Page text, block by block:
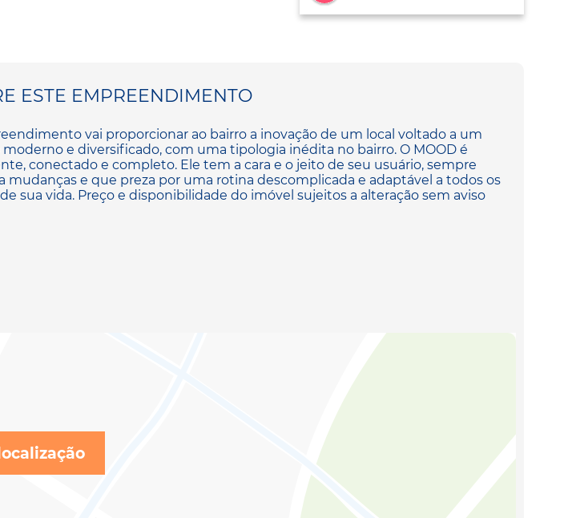
ESTE EMPREENDIMENTO
vai proporcionar ao bairro a inovação de um local voltado a um
e diversificado, com uma tipologia inédita no bairro. O MOOD é
conectado e completo. Ele tem a cara e o jeito de seu usuário, sempre
mudanças e que preza por uma rotina descomplicada e adaptável a todos os
sua vida. Preço e disponibilidade do imóvel sujeitos a alteração sem aviso